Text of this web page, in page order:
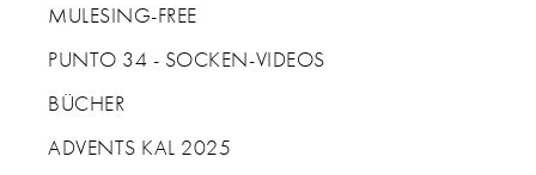
MULESING-FREE
PUNTO 34 - SOCKEN-VIDEOS
BÜCHER
ADVENTS KAL 2025